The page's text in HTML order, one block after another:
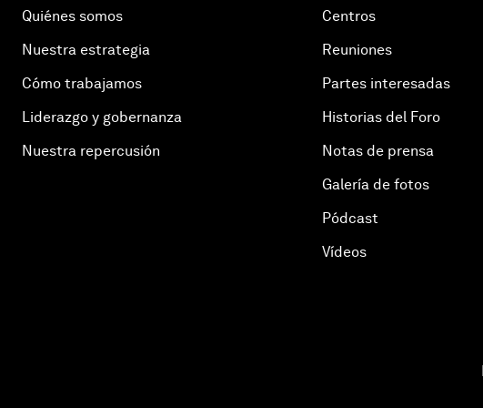
Quiénes somos
Nuestra estrategia
Cómo trabajamos
Liderazgo y gobernanza
Nuestra repercusión
Centros
Reuniones
Partes interesadas
Historias del Foro
Notas de prensa
Galería de fotos
Pódcast
Vídeos